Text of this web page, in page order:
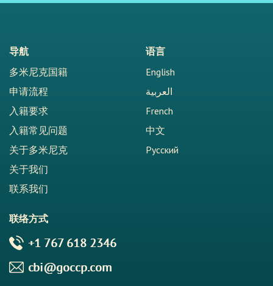
导航
多米尼克国籍
申请流程
入籍要求
入籍常见问题
关于多米尼克
关于我们
联系我们
语言
English
العربية
French
中文
Русский
联络方式